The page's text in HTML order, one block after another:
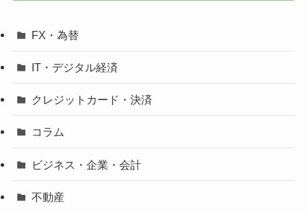
FX・為替
IT・デジタル経済
クレジットカード・決済
コラム
ビジネス・企業・会計
不動産